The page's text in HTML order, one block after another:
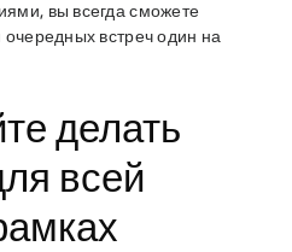
вы всегда сможете
встреч один на
делать
всей